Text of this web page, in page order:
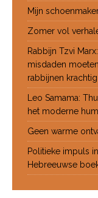
Mijn
Zomer vol
Rabbijn Tzvi
misdaden
rabbijnen
Leo Samama:
het moderne
Geen warme
Politieke impuls
Hebreeuwse